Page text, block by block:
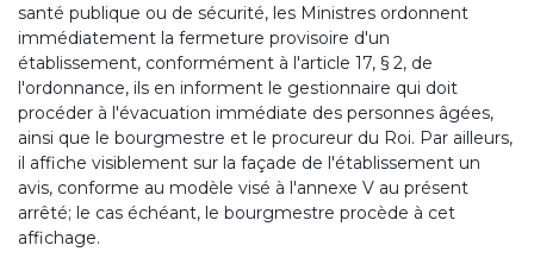
santé publique ou de sécurité, les Ministres ordonnent
immédiatement la fermeture provisoire d'un
établissement, conformément à l'article 17, § 2, de
l'ordonnance, ils en informent le gestionnaire qui doit
procéder à l'évacuation immédiate des personnes âgées,
ainsi que le bourgmestre et le procureur du Roi. Par ailleurs,
il affiche visiblement sur la façade de l'établissement un
avis, conforme au modèle visé à l'annexe V au présent
arrêté; le cas échéant, le bourgmestre procède à cet
affichage.